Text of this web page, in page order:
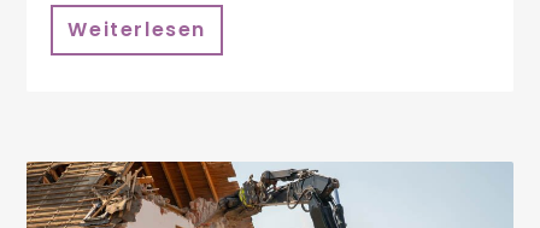
Weiterlesen